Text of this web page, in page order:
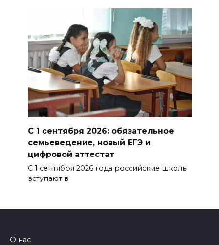
С 1 сентября 2026: обязательное
семьеведение, новый ЕГЭ и
цифровой аттестат
С 1 сентября 2026 года российские школы
вступают в
О нас